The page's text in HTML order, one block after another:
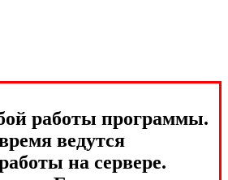
работы программы.
ведутся
на сервере.